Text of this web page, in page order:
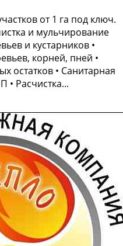
от 1 га под ключ.
и мульчирование
и кустарников •
корней, пней •
остатков • Санитарная
• Расчистка...